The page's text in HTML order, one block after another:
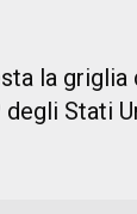
la griglia
Stati